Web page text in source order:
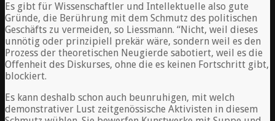
Es gibt für Wissenschaftler und Intellektuelle also gute
Gründe, die Berührung mit dem Schmutz des politischen
Geschäfts zu vermeiden, so Liessmann. “Nicht, weil dieses
unnötig oder prinzipiell prekär wäre, sondern weil es den
Prozess der theoretischen Neugierde sabotiert, weil es die
Offenheit des Diskurses, ohne die es keinen Fortschritt gibt,
blockiert.
Es kann deshalb schon auch beunruhigen, mit welch
demonstrativer Lust zeitgenössische Aktivisten in diesem